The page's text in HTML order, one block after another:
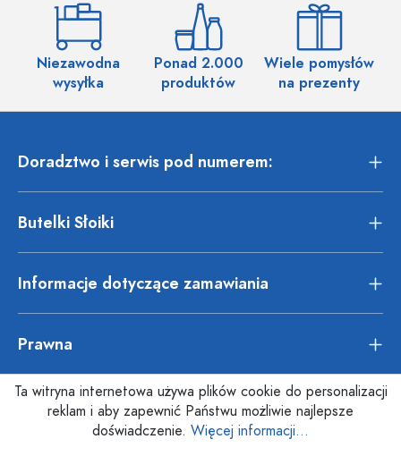
Niezawodna
wysyłka
Ponad 2.000
produktów
Wiele pomysłów
na prezenty
Doradztwo i serwis pod numerem:
Butelki Słoiki
Informacje dotyczące zamawiania
Prawna
Ta witryna internetowa używa plików cookie do personalizacji
reklam i aby zapewnić Państwu możliwie najlepsze
doświadczenie. Więcej informacji...